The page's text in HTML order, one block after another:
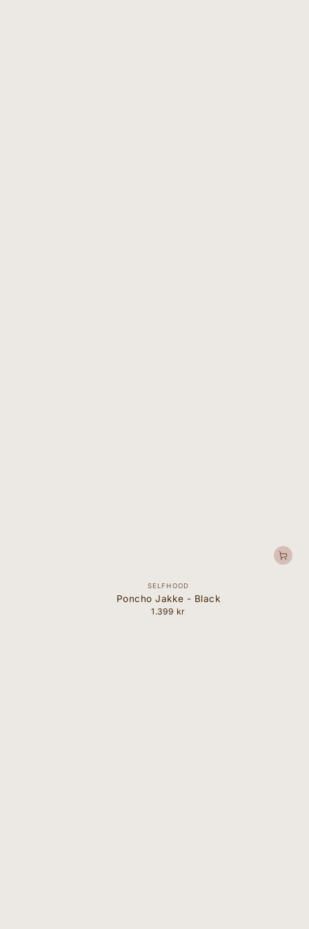
Forhandler:
SELFHOOD
Poncho Jakke - Black
Normal
1.399 kr